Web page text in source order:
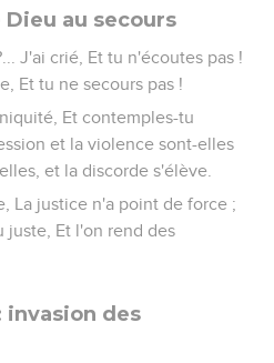
au secours
J'ai crié, Et tu n'écoutes pas !
Et tu ne secours pas !
Et contemples-tu
et la violence sont-elles
et la discorde s'élève.
La justice n'a point de force ;
juste, Et l'on rend des
invasion des